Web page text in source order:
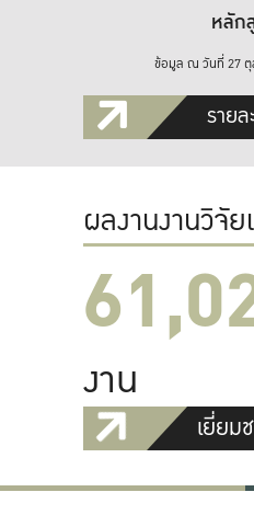
หลัก
ข้อมูล ณ วันที่ 27
ราย
ผลงานงานวิจั
งาน
เยี่ยม